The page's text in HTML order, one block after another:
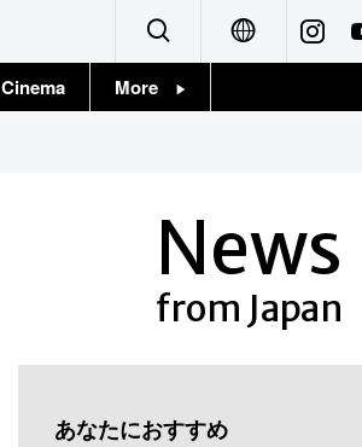
Français
Cinema More
News
from Japan
あなたにおすすめ